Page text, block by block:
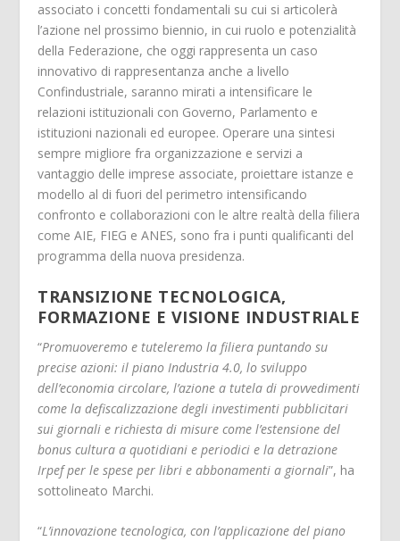
associato i concetti fondamentali su cui si articolerà
l’azione nel prossimo biennio, in cui ruolo e potenzialità
della Federazione, che oggi rappresenta un caso
innovativo di rappresentanza anche a livello
Confindustriale, saranno mirati a intensificare le
relazioni istituzionali con Governo, Parlamento e
istituzioni nazionali ed europee. Operare una sintesi
sempre migliore fra organizzazione e servizi a
vantaggio delle imprese associate, proiettare istanze e
modello al di fuori del perimetro intensificando
confronto e collaborazioni con le altre realtà della filiera
come AIE, FIEG e ANES, sono fra i punti qualificanti del
programma della nuova presidenza.
TRANSIZIONE TECNOLOGICA,
FORMAZIONE E VISIONE INDUSTRIALE
“Promuoveremo e tuteleremo la filiera puntando su
precise azioni: il piano Industria 4.0, lo sviluppo
dell’economia circolare, l’azione a tutela di provvedimenti
come la defiscalizzazione degli investimenti pubblicitari
sui giornali e richiesta di misure come l’estensione del
bonus cultura a quotidiani e periodici e la detrazione
Irpef per le spese per libri e abbonamenti a giornali”, ha
sottolineato Marchi.
“L’innovazione tecnologica, con l’applicazione del piano